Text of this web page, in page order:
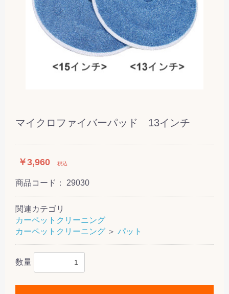
マイクロファイバーパッド 13インチ
￥3,960 税込
商品コード： 29030
関連カテゴリ
カーペットクリーニング
カーペットクリーニング ＞ パット
数量